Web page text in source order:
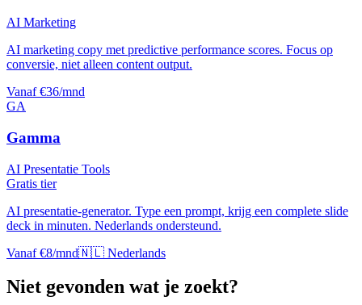
AI Marketing
AI marketing copy met predictive performance scores. Focus op
conversie, niet alleen content output.
Vanaf €36/mnd
GA
Gamma
AI Presentatie Tools
Gratis tier
AI presentatie-generator. Type een prompt, krijg een complete slide
deck in minuten. Nederlands ondersteund.
Vanaf €8/mnd🇳🇱 Nederlands
Niet gevonden wat je zoekt?